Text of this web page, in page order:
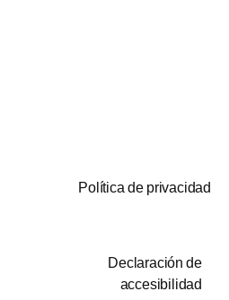
Política de privacidad
Declaración de
accesibilidad